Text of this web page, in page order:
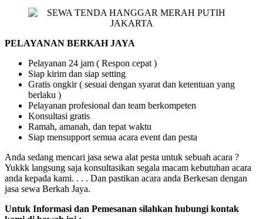
PELAYANAN BERKAH JAYA
Pelayanan 24 jam ( Respon cepat )
Siap kirim dan siap setting
Gratis ongkir ( sesuai dengan syarat dan ketentuan yang
berlaku )
Pelayanan profesional dan team berkompeten
Konsultasi gratis
Ramah, amanah, dan tepat waktu
Siap mensupport semua acara event dan pesta
Anda sedang mencari jasa sewa alat pesta untuk sebuah acara ?
Yukkk langsung saja konsultasikan segala macam kebutuhan acara
anda kepada kami. . . . Dan pastikan acara anda Berkesan dengan
jasa sewa Berkah Jaya.
Untuk Informasi dan Pemesanan silahkan hubungi kontak